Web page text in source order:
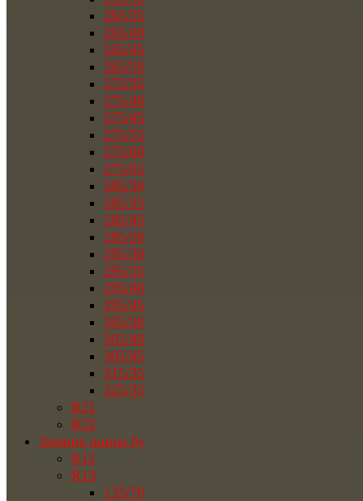
265/35
265/40
265/45
265/50
275/35
275/40
275/45
275/55
275/60
275/65
285/30
285/35
285/45
285/50
295/30
295/35
295/40
295/45
305/30
305/40
305/45
315/35
325/35
R21
R22
Зимние шины бу
R12
R13
135/70